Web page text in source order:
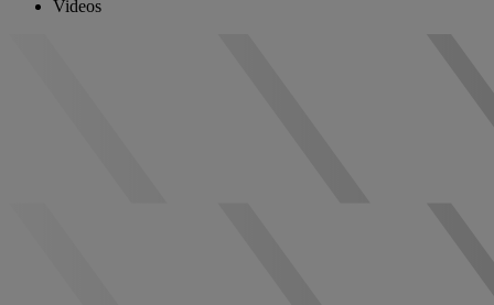
Videos